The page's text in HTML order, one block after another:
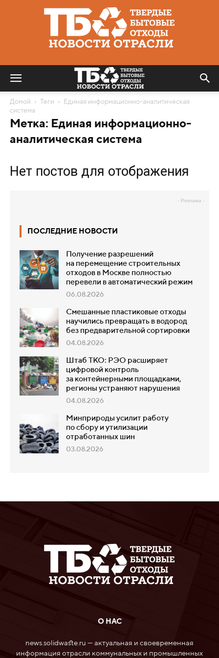
Твердые
бытовые
отходы
|
Домой Теги
Единая информационно-аналитическая
система
Метка: Единая информационно-
аналитическая система
Нет постов для отображения
- Реклама -
ПОСЛЕДНИЕ НОВОСТИ
Получение разрешений
на перемещение строительных
отходов в Москве полностью
перевели в автоматический режим
06.08.2026
Смешанные пластиковые отходы
научились превращать в водород
без предварительной сортировки
04.08.2026
Штаб ТКО: РЭО расширяет
цифровой контроль
за контейнерными площадками,
регионы устраняют нарушения
04.08.2026
Минприроды усилит работу
по сбору и утилизации
отработанных шин
03.08.2026
О НАС
news.solidwaste.ru — актуальная и своевременная
информация отрасли коммунальных и промышленных